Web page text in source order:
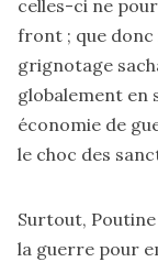
celles-ci ne
front ; que
grignotage
globalement en
économie de
le choc des
Surtout,
la guerre pour